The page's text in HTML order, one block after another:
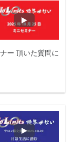
ー 頂いた質問に